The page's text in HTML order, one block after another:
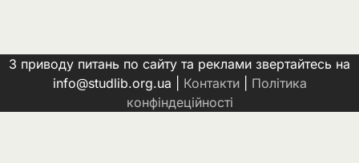
З приводу питань по сайту та реклами звертайтесь на
info@studlib.org.ua | Контакти| Політика
конфіндеційності